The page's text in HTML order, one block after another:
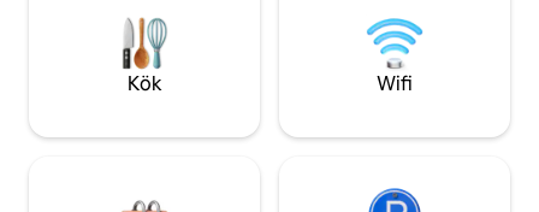
butiker ligger 500 meter bort. Detta hus
erbjuder en komplett och
tillfredsställande semesterupplevelse.
du skickar en
din tillgänglighet.
Kök Wifi